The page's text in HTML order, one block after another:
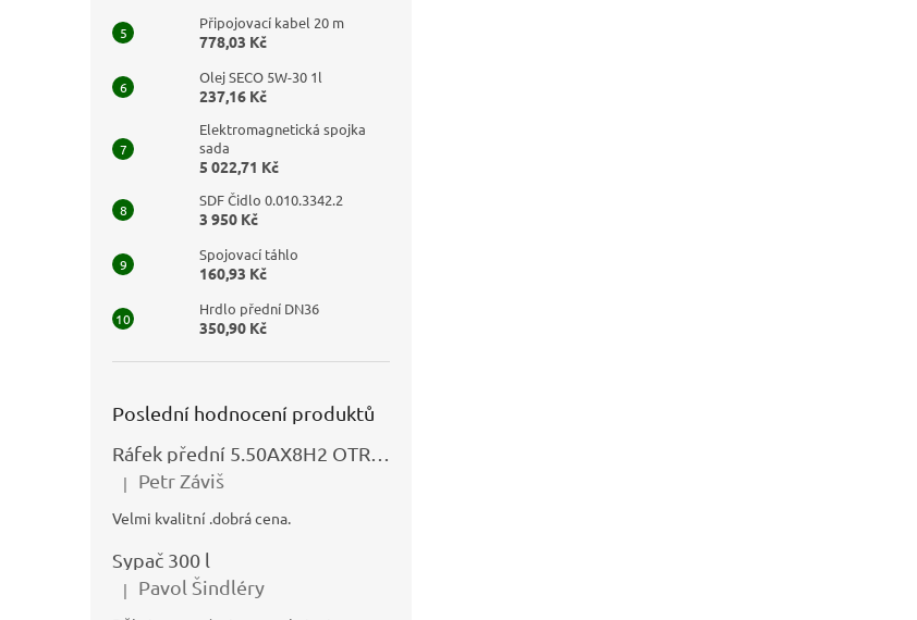
Připojovací kabel 20 m
778,03 Kč
Olej SECO 5W-30 1l
237,16 Kč
Elektromagnetická spojka
sada
5 022,71 Kč
SDF Čidlo 0.010.3342.2
3 950 Kč
Spojovací táhlo
160,93 Kč
Hrdlo přední DN36
350,90 Kč
Poslední hodnocení produktů
Hodnocení produktu je 5 z 5 hvězdiček.
| Petr Záviš
Velmi kvalitní .dobrá cena.
Sypač 300 l
Hodnocení produktu je 5 z 5 hvězdiček.
| Pavol Šindléry